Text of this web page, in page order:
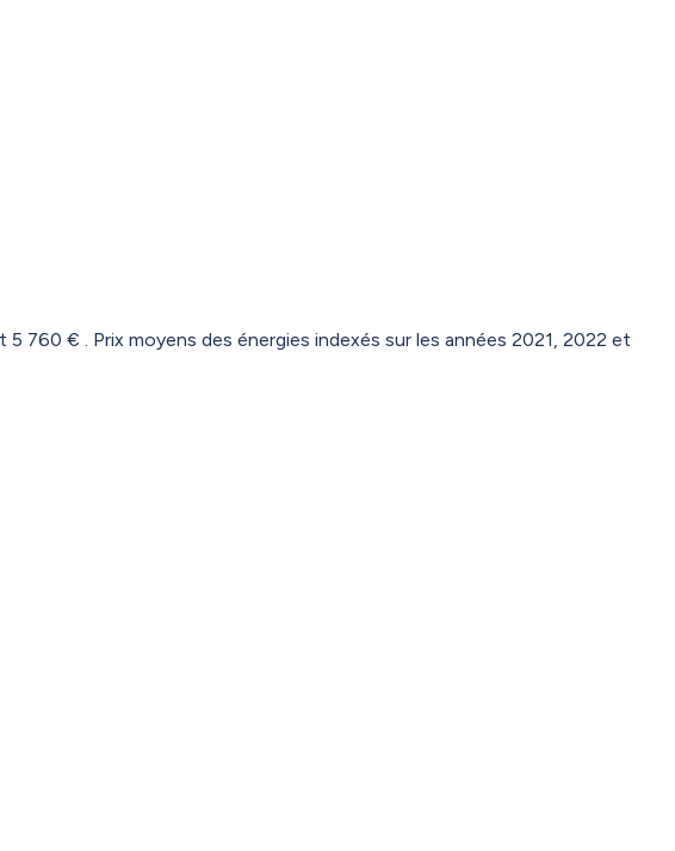
760 € . Prix moyens des énergies indexés sur les années 2021, 2022 et